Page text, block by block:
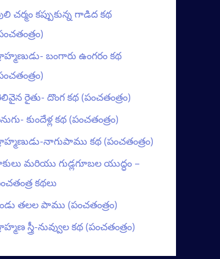
చర్మం కప్పుకున్న గాడిద కథ
బంగారు ఉంగరం కథ
రైతు- దొంగ కథ (పంచతంత్రం)
కుందేళ్ల కథ (పంచతంత్రం)
నాగుపాము కథ (పంచతంత్రం)
మరియు గుడ్లగూబల యుద్ధం –
కథలు
తలల పాము (పంచతంత్రం)
స్త్రీ-నువ్వుల కథ (పంచతంత్రం)